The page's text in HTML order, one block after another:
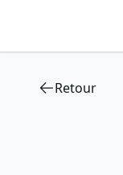
Retour